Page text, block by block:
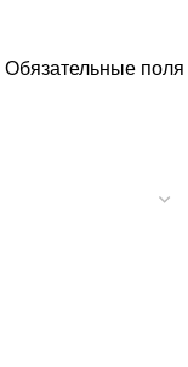
Обязательные поля